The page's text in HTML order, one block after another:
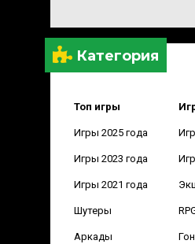
Категория
Топ игры
Игры 2025 года
Игры 2023 года
Игры 2021 года
Шутеры
Аркады